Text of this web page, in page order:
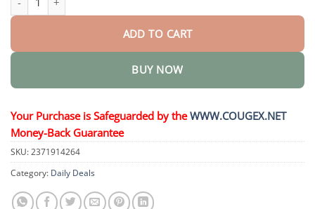
ADD TO CART
BUY NOW
Your Purchase is Safeguarded by theWWW.COUGEX.NET
Money-Back Guarantee
SKU:2371914264
Category: Daily Deals